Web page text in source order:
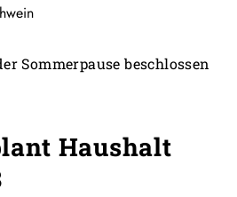
Sommerpause beschlossen
Haushalt